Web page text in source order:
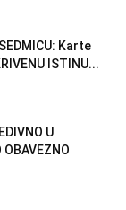
Karte
ISTINU...
U
OBAVEZNO